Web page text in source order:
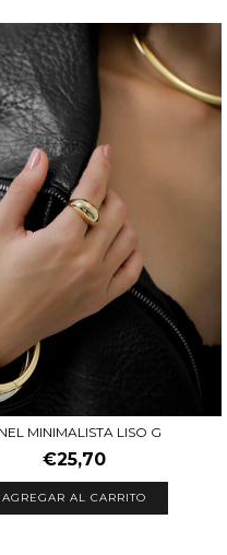
MINIMALISTA LISO G
€25,70
AGREGAR AL CARRITO